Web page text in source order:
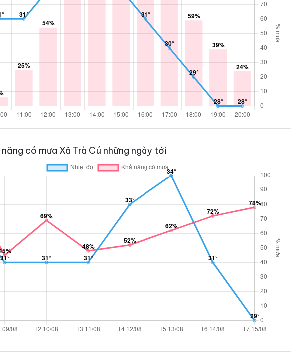
có mưa Xã Trà Cú những ngày tới